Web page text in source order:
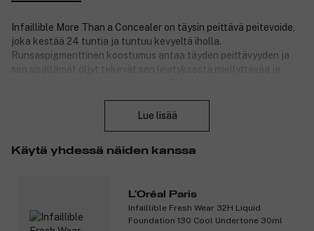
Infaillible More Than a Concealer on täysin peittävä peitevoide,
joka kestää 24 tuntia ja tuntuu kevyeltä iholla.
Runsaspigmenttinen koostumus antaa täyden peittävyyden ja
sen sisältämät öljyt tekevät sen levityksestä miellyttävää ja
Suurikokoisen applikaattorin avulla peitevoide on helppo levittää
Tuotenumero:3128290
Lue lisää
Käytä yhdessä näiden kanssa
L'Oréal Paris
Infaillible Fresh Wear 32H Liquid
Foundation 130 Cool Undertone 30ml